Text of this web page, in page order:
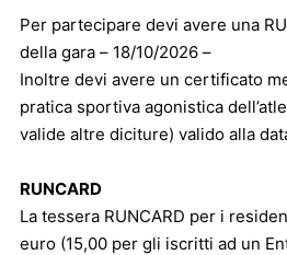
Per partecipare devi avere una
della gara – 18/10/2026 –
Inoltre devi avere un certificato
pratica sportiva agonistica
valide altre diciture) valido alla
RUNCARD
La tessera RUNCARD per i
euro (15,00 per gli iscritti ad un